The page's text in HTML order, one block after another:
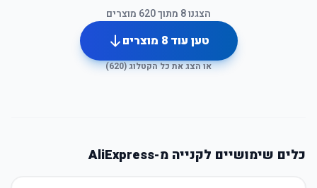
הצגנו8 מתוך620 מוצרים
טען עוד8 מוצרים
או הצג את כל הקטלוג (620
)
כלים שימושיים לקנייה מ-AliExpress